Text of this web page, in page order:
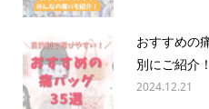
おすすめの
別にご紹介
2024.12.21